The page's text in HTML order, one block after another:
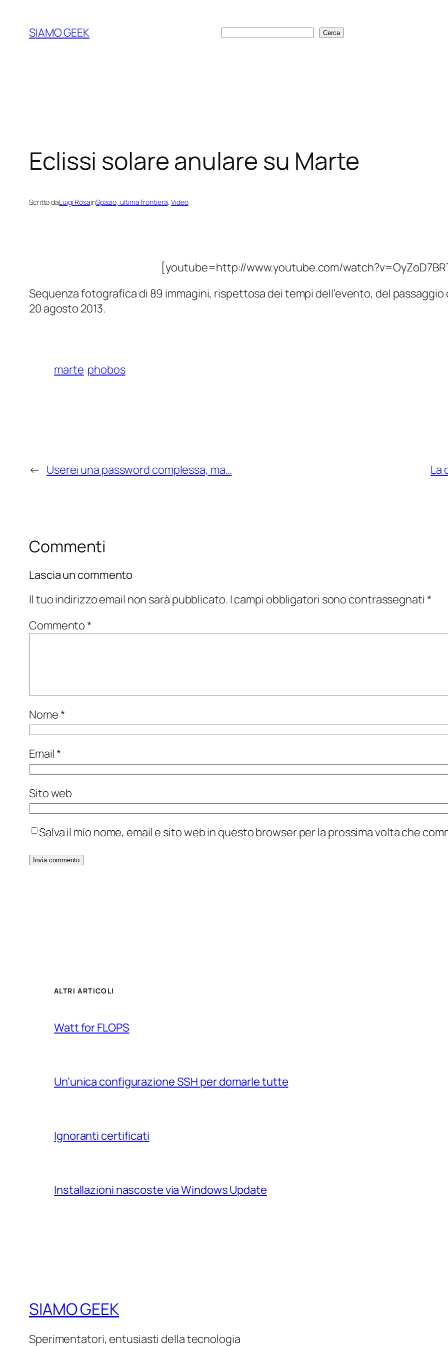
contenuto
SIAMO GEEK Cerca Cerca
Eclissi solare anulare su Marte
Scritto daLuigi RosainSpazio, ultima frontiera, Video
[youtube=http://www.youtube.com/
Sequenza fotografica di 89 immagini, rispettosa dei tempi dell’evento, del passaggio
20 agosto 2013.
marte phobos
← Userei una password complessa, ma… La
Commenti
Lascia un commento
Il tuo indirizzo email non sarà pubblicato. I campi obbligatori sono contrassegnati *
Commento*
Nome*
Email*
Sito web
Salva il mio nome, email e sito web in questo browser per la prossima volta che
ALTRI ARTICOLI
Watt for FLOPS
Un’unica configurazione SSH per domarle tutte
Ignoranti certificati
Installazioni nascoste via Windows Update
SIAMO GEEK
Sperimentatori, entusiasti della tecnologia